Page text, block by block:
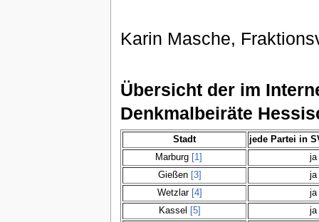
Karin Masche,
Übersicht der im
Denkmalbeiräte
Stadt
jede Partei in
Marburg
[1]
ja
Gießen [3]
ja
Wetzlar [4]
ja
Kassel
[5]
ja